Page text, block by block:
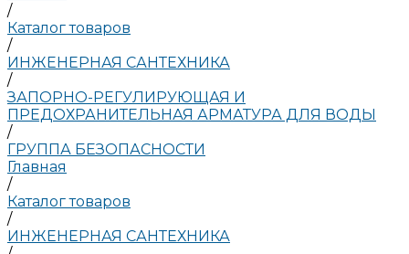
/
Каталог товаров
/
ИНЖЕНЕРНАЯ САНТЕХНИКА
/
ЗАПОРНО-РЕГУЛИРУЮЩАЯ И
ПРЕДОХРАНИТЕЛЬНАЯ АРМАТУРА ДЛЯ ВОДЫ
/
ГРУППА БЕЗОПАСНОСТИ
Главная
/
Каталог товаров
/
ИНЖЕНЕРНАЯ САНТЕХНИКА